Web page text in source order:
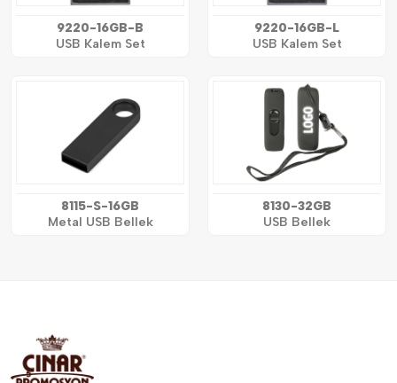
9220-16GB-B
USB Kalem Set
9220-16GB-L
USB Kalem Set
8115-S-16GB
Metal USB Bellek
8130-32GB
USB Bellek